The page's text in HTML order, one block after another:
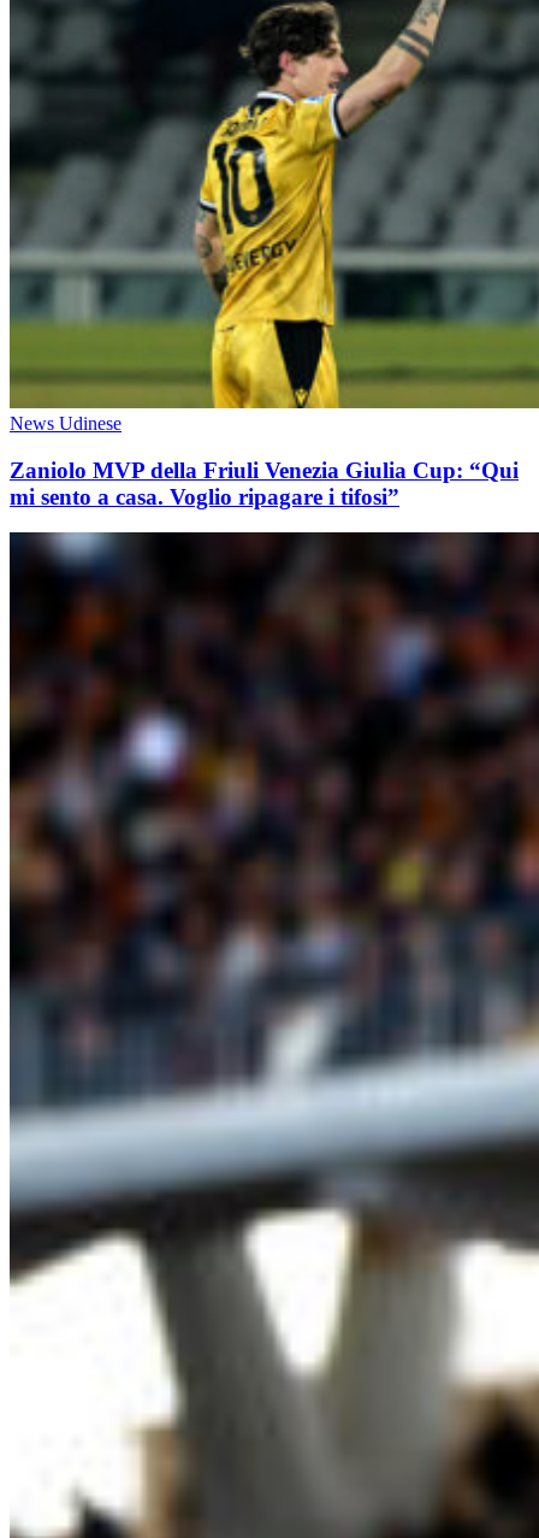
News Udinese
Zaniolo MVP della Friuli Venezia Giulia Cup: “Qui
mi sento a casa. Voglio ripagare i tifosi”